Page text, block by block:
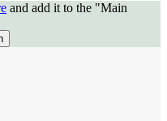
and add it to the "Main